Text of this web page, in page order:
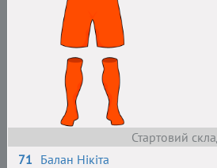
Стартовий
71 Балан Нікіта